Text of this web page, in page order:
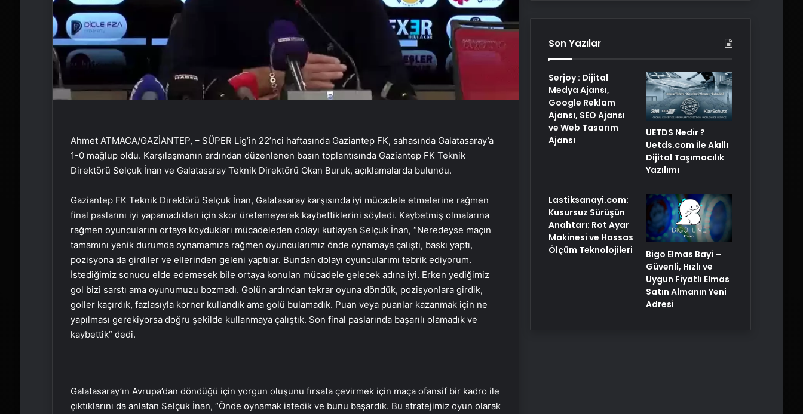
Ahmet ATMACA/GAZİANTEP, – SÜPER Lig’in 22’nci haftasında Gaziantep FK, sahasında Galatasaray’a
1-0 mağlup oldu. Karşılaşmanın ardından düzenlenen basın toplantısında Gaziantep FK Teknik
Direktörü Selçuk İnan ve Galatasaray Teknik Direktörü Okan Buruk, açıklamalarda bulundu.
Gaziantep FK Teknik Direktörü Selçuk İnan, Galatasaray karşısında iyi mücadele etmelerine rağmen
final paslarını iyi yapamadıkları için skor üretemeyerek kaybettiklerini söyledi. Kaybetmiş olmalarına
rağmen oyuncularını ortaya koydukları mücadeleden dolayı kutlayan Selçuk İnan, “Neredeyse maçın
tamamını yenik durumda oynamamıza rağmen oyuncularımız önde oynamaya çalıştı, baskı yaptı,
pozisyona da girdiler ve ellerinden geleni yaptılar. Bundan dolayı oyuncularımı tebrik ediyorum.
İstediğimiz sonucu elde edemesek bile ortaya konulan mücadele gelecek adına iyi. Erken yediğimiz
gol bizi sarstı ama oyunumuzu bozmadı. Golün ardından tekrar oyuna döndük, pozisyonlara girdik,
goller kaçırdık, fazlasıyla korner kullandık ama golü bulamadık. Puan veya puanlar kazanmak için ne
yapılması gerekiyorsa doğru şekilde kullanmaya çalıştık. Son final paslarında başarılı olamadık ve
kaybettik” dedi.
Galatasaray’ın Avrupa’dan döndüğü için yorgun oluşunu fırsata çevirmek için maça ofansif bir kadro ile
çıktıklarını da anlatan Selçuk İnan, “Önde oynamak istedik ve bunu başardık. Bu stratejimiz oyun olarak
Son Yazılar
Serjoy : Dijital
Medya Ajansı,
Google Reklam
Ajansı, SEO Ajansı
ve Web Tasarım
Ajansı
UETDS Nedir ?
Uetds.com İle Akıllı
Dijital Taşımacılık
Yazılımı
Lastiksanayi.com:
Kusursuz Sürüşün
Anahtarı: Rot Ayar
Makinesi ve Hassas
Ölçüm Teknolojileri
Bigo Elmas Bayi –
Güvenli, Hızlı ve
Uygun Fiyatlı Elmas
Satın Almanın Yeni
Adresi